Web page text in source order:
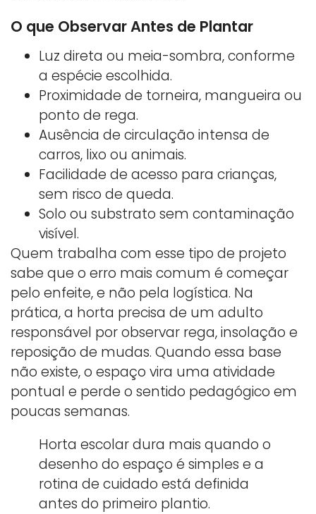
O que Observar Antes de Plantar
Luz direta ou meia-sombra, conforme
a espécie escolhida.
Proximidade de torneira, mangueira ou
ponto de rega.
Ausência de circulação intensa de
carros, lixo ou animais.
Facilidade de acesso para crianças,
sem risco de queda.
Solo ou substrato sem contaminação
visível.
Quem trabalha com esse tipo de projeto
sabe que o erro mais comum é começar
pelo enfeite, e não pela logística. Na
prática, a horta precisa de um adulto
responsável por observar rega, insolação e
reposição de mudas. Quando essa base
não existe, o espaço vira uma atividade
pontual e perde o sentido pedagógico em
poucas semanas.
Horta escolar dura mais quando o
desenho do espaço é simples e a
rotina de cuidado está definida
antes do primeiro plantio.